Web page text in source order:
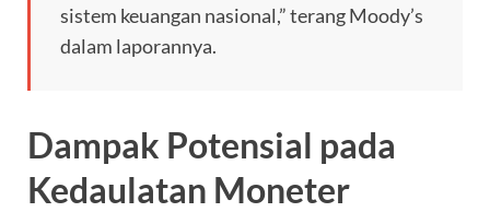
sistem keuangan nasional,” terang Moody’s
dalam laporannya.
Dampak Potensial pada
Kedaulatan Moneter